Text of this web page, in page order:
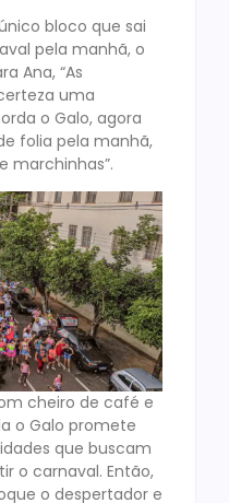
bloco que sai
pela manhã, o
Ana, “As
uma
o Galo, agora
folia pela manhã,
marchinhas”.
cheiro de café e
o Galo promete
que buscam
o carnaval. Então,
o despertador e